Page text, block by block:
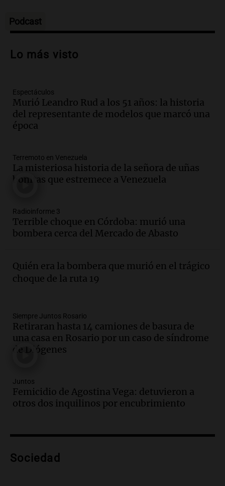
Audio.Nuevo desarrollo urbano y casa
en Villa María
Audio.
La gran exposición de la rural de
la Bulaya abrirá sus puertas mañana con
diversas actividades y sorpresas
Panorama Federal
edificios y proyecta una casa del
estudiante con 48 municipios
involucrados
Episodios
Audio.
1° gol de Rosario Central a
Aldosivi (Zalazar en contra) - relato
Gato Greco
Episodios
Audio.Recomendaciones de vino
Episodios
Audio.Mañana inicia la gran exposición
en la Sociedad Rural de Bulaya con
Episodios
Audio.Villa María presenta nuevos
edificios y una casa del estudiante para
Audio.
Podcast
Lo más visto
Espectáculos
Murió Leandro Rud a los 51 años: la historia
del representante de modelos que marcó una
época
Terremoto en Venezuela
La misteriosa historia de la señora de uñas
bonitas que estremece a Venezuela
Radioinforme 3
Terrible choque en Córdoba: murió una
bombera cerca del Mercado de Abasto
Quién era la bombera que murió en el trágico
choque de la ruta 19
Siempre Juntos Rosario
Retiraran hasta 14 camiones de basura de
una casa en Rosario por un caso de síndrome
de Diógenes
Juntos
Femicidio de Agostina Vega: detuvieron a
otros dos inquilinos por encubrimiento
Sociedad